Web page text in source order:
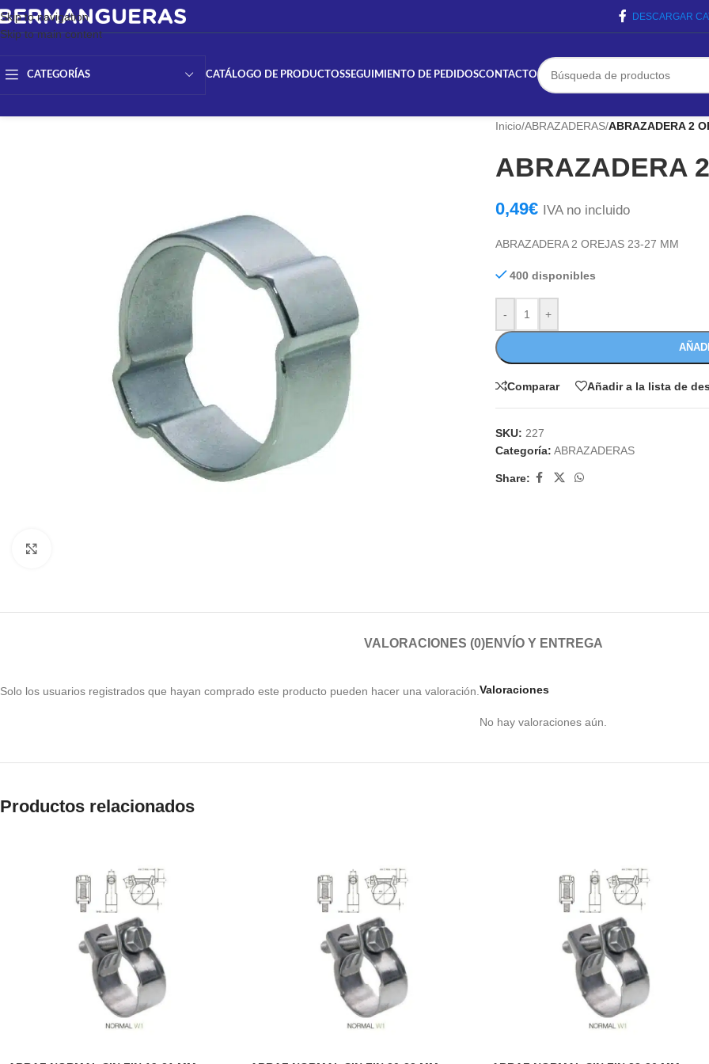
Skip to navigation
Skip to main content
DESCARGAR
CATEGORÍAS CATÁLOGO DE PRODUCTOSSEGUIMIENTO DE PEDIDOSCONTACTO
Inicio/ABRAZADERAS/ABRAZADERA 2
ABRAZADERA
0,49€ IVA no incluido
ABRAZADERA 2 OREJAS 23-27 MM
400 disponibles
- +
Comparar Añadir a la lista de
SKU: 227
Categoría: ABRAZADERAS
Share:
VALORACIONES (0)ENVÍO Y ENTREGA
Valoraciones
No hay valoraciones aún.
Solo los usuarios registrados que hayan comprado este producto pueden hacer una valoración.
Productos relacionados